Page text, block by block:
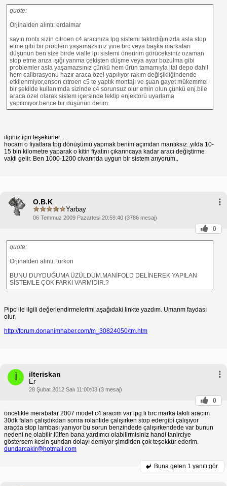
quote:
Orjinalden alıntı: erdalmar
sayın rontx sizin cıtroen c4 aracınıza lpg sistemi taktırdığınızda asla stop
etme gibi bir problem yaşamazsınız yine brc veya başka markaları
düşünün ben size birde vialle lpı sistemi öneririm görüceksiniz ozaman
stop etme arıza ışığı yanma çekişten düşme veya ayar bozulma gibi
problemler asla yaşamazsınız çünkü hem ürün tamamıyla ital depo dahil
hem calibrasyonu hazır araca özel yapılıyor rakım değişikliğindende
etkilenmiyor,enson cıtroen c5 te yaptık montajı ve şuan gayet mükemmel
bir şekilde kullanımda sizinde c4 sorunsuz olur emin olun.çünkü enj.bile
araca özel olarak sistem içersinde tektip enjektörü uyarlama
yapılmıyor.bence bir düşünün derim.
ilginiz için teşekürler..
hocam o fiyatlara lpg dönüşümü yapmak benim açımdan mantıksız..yılda 10-
15 bin kilometre yaparak o kitin fiyatını çıkarıncaya kadar aracı değiştirme
vakti gelir. Ben 1000-1200 civarında uygun bir sistem arıyorum..
O.B.K
Yarbay
06 Temmuz 2009 Pazartesi 20:59:40 (3786 mesaj)
0
quote:
Orjinalden alıntı: turkon
BUNU DUYDUĞUMA ÜZÜLDÜM.MANİFOLD DELİNEREK YAPILAN
SİSTEMLE ÇOK FARKI VARMIDIR.?
Pipo ile ilgili değerlendirmelerimi aşağıdaki linkte yazdım. Umarım faydası
olur.
http://forum.donanimhaber.com/m_30824050/tm.htm
İ ilteriskan
Er
28 Şubat 2012 Salı 11:00:03 (3 mesaj)
0
öncelikle merabalar 2007 model c4 aracım var lpg li brc marka takılı aracım
30dk falan çalışdıkdan sonra rolantide çalışırken stop edergibi çalışıyor
araçda stop lambası yanıyor bu sorun benzindede çalışırkendede var bunun
nedeni ne olabilir lütfen bana yardımcı olabilirmisiniz handi tanirciye
göstersem kesin şundan dolayı demiyor şimdiden çok teşekkür ederim.
dundarcakir@hotmail.com
Buna gelen 1 yanıtı gör.